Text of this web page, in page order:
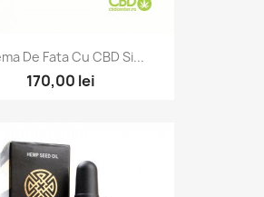
De Fata Cu CBD Si...
170,00 lei